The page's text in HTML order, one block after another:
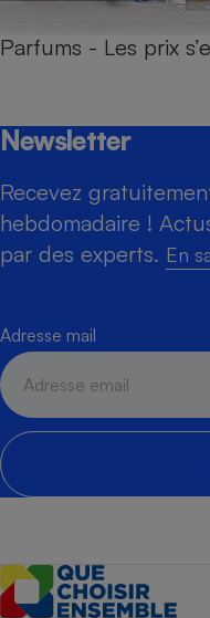
Parfums - Les prix
Newsletter
Recevez
hebdomadaire !
par des experts. En
Adresse mail